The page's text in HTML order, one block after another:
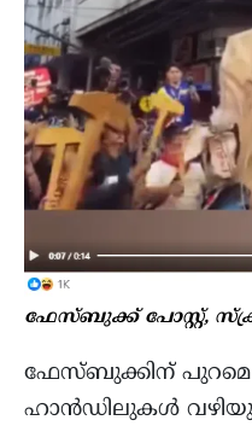
ഫേസ്ബുക്ക് പോസ്റ്റ്,
ഫേസ്ബുക്കിന്
ഹാൻഡിലുകൾ